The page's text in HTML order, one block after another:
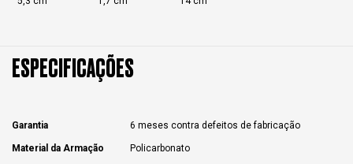
ESPECIFICAÇÕES
Garantia 6 meses contra defeitos de fabricação
Material da Armação Policarbonato